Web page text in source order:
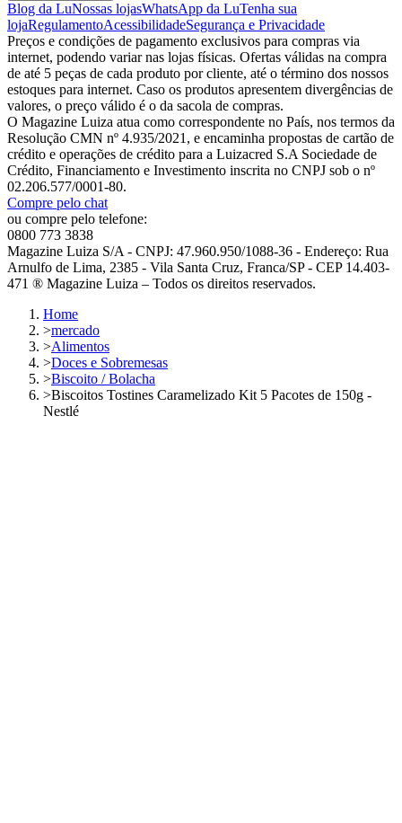
Blog da LuNossas lojasWhatsApp da LuTenha sua
lojaRegulamentoAcessibilidadeSegurança e Privacidade
Preços e condições de pagamento exclusivos para compras via
internet, podendo variar nas lojas físicas. Ofertas válidas na compra
de até 5 peças de cada produto por cliente, até o término dos nossos
estoques para internet. Caso os produtos apresentem divergências de
valores, o preço válido é o da sacola de compras.
O Magazine Luiza atua como correspondente no País, nos termos da
Resolução CMN nº 4.935/2021, e encaminha propostas de cartão de
crédito e operações de crédito para a Luizacred S.A Sociedade de
Crédito, Financiamento e Investimento inscrita no CNPJ sob o nº
02.206.577/0001-80.
Compre pelo chat
ou compre pelo telefone:
0800 773 3838
Magazine Luiza S/A - CNPJ: 47.960.950/1088-36 - Endereço: Rua
Arnulfo de Lima, 2385 - Vila Santa Cruz, Franca/SP - CEP 14.403-
471 ® Magazine Luiza – Todos os direitos reservados.
Home
>mercado
>Alimentos
>Doces e Sobremesas
>Biscoito / Bolacha
>Biscoitos Tostines Caramelizado Kit 5 Pacotes de 150g -
Nestlé